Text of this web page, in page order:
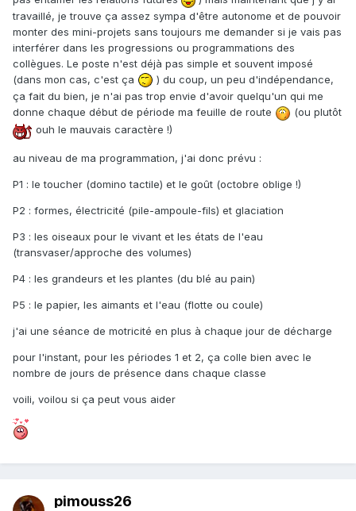
travaillé, je trouve ça assez sympa d'être autonome et de pouvoir
monter des mini-projets sans toujours me demander si je vais pas
interférer dans les progressions ou programmations des
collègues. Le poste n'est déjà pas simple et souvent imposé
(dans mon cas, c'est ça
) du coup, un peu d'indépendance,
ça fait du bien, je n'ai pas trop envie d'avoir quelqu'un qui me
donne chaque début de période ma feuille de route
(ou plutôt
ouh le mauvais caractère !)
au niveau de ma programmation, j'ai donc prévu :
P1 : le toucher (domino tactile) et le goût (octobre oblige !)
P2 : formes, électricité (pile-ampoule-fils) et glaciation
P3 : les oiseaux pour le vivant et les états de l'eau
(transvaser/approche des volumes)
P4 : les grandeurs et les plantes (du blé au pain)
P5 : le papier, les aimants et l'eau (flotte ou coule)
j'ai une séance de motricité en plus à chaque jour de décharge
pour l'instant, pour les périodes 1 et 2, ça colle bien avec le
nombre de jours de présence dans chaque classe
voili, voilou si ça peut vous aider
pimouss26